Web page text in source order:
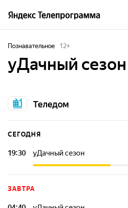
Познавательное 12+
уДачный сезон
Теледом
СЕГОДНЯ
19:30 уДачный сезон
ЗАВТРА